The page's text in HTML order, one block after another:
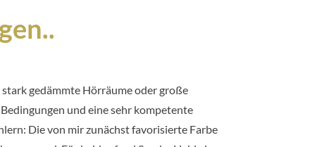
gedämmte Hörräume oder große
und eine sehr kompetente
Die von mir zunächst favorisierte Farbe